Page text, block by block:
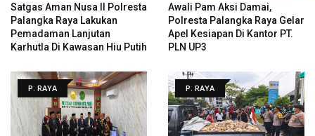
Satgas Aman Nusa II Polresta
Palangka Raya Lakukan
Pemadaman Lanjutan
Karhutla Di Kawasan Hiu Putih
Awali Pam Aksi Damai,
Polresta Palangka Raya Gelar
Apel Kesiapan Di Kantor PT.
PLN UP3
P. RAYA P. RAYA